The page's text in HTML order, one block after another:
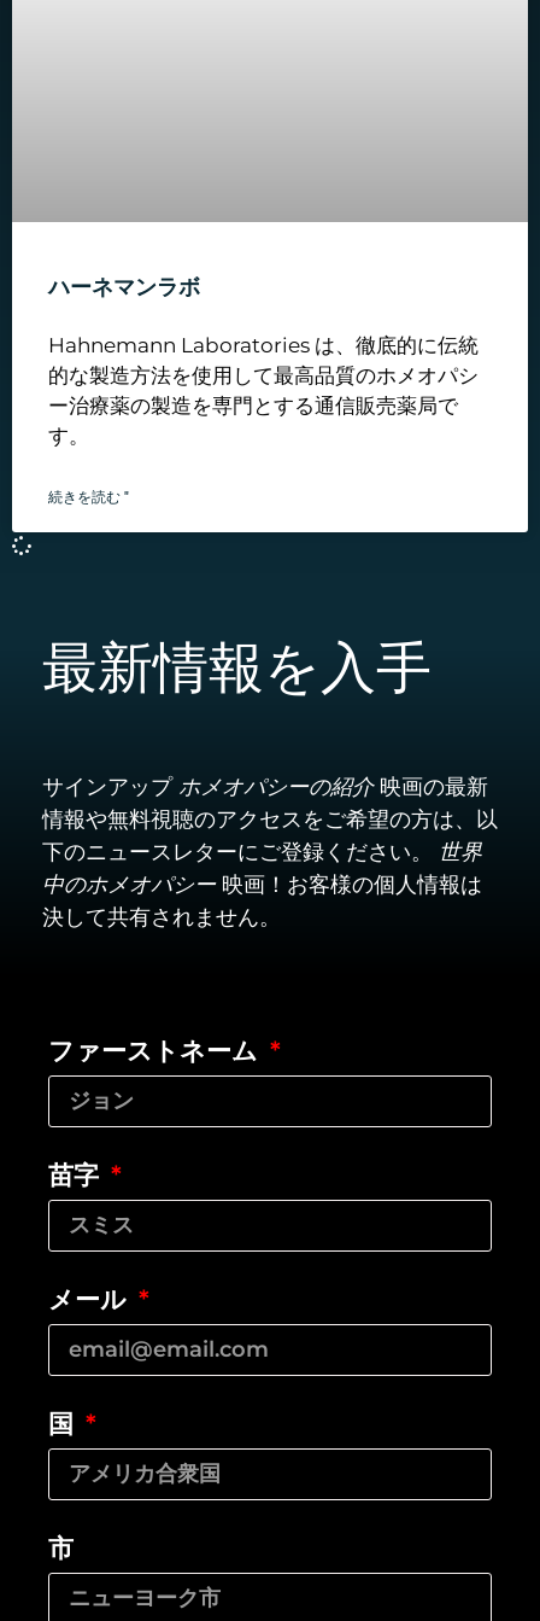
ハーネマンラボ
Hahnemann Laboratories は、徹底的に伝統
的な製造方法を使用して最高品質のホメオパシ
ー治療薬の製造を専門とする通信販売薬局で
す。
続きを読む "
最新情報を入手
サインアップ ホメオパシーの紹介映画の最新
情報や無料視聴のアクセスをご希望の方は、以
下のニュースレターにご登録ください。 世界
中のホメオパシー映画！お客様の個人情報は
決して共有されません。
ファーストネーム
苗字
メール
国
市